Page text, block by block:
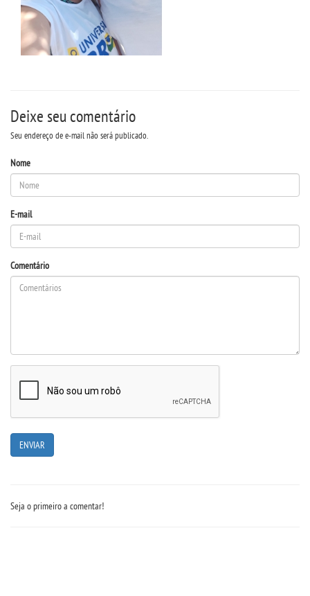
Deixe seu comentário
Seu endereço de e-mail não será publicado.
Nome
E-mail
Comentário
Seja o primeiro a comentar!